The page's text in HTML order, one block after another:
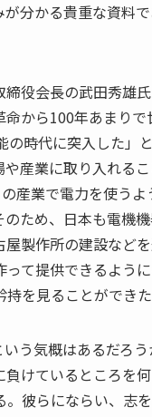
分かる貴重な資料
役会長の武田秀雄
から100年あまり
時代に突入した」
産業に取り入れる
産業で電力を使う
ため、日本も電機
製作所の建設など
て提供できるよう
を見ることができた
う気概はあるだろ
けているところを
彼らにならい、志